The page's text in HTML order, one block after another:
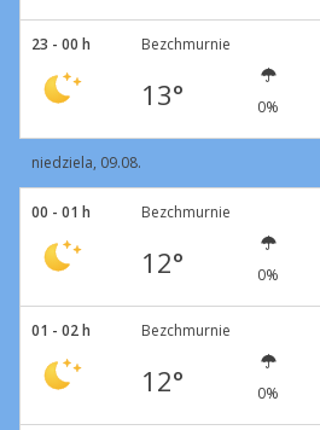
23 - 00 h Bezchmurnie
13° 0%
niedziela, 09.08.
00 - 01 h Bezchmurnie
12° 0%
01 - 02 h Bezchmurnie
12° 0%